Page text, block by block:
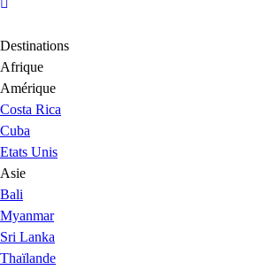
Destinations
Afrique
Amérique
Costa Rica
Cuba
Etats Unis
Asie
Bali
Myanmar
Sri Lanka
Thaïlande